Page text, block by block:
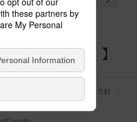
備 SNSアカウント
ポリシー
個人情報保護方針